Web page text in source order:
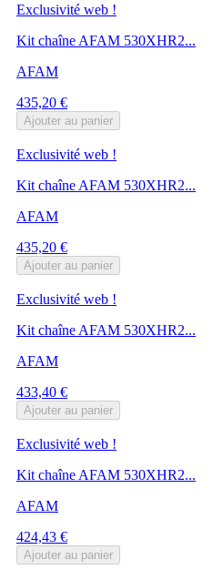
Exclusivité web !
Kit chaîne AFAM 530XHR2...
AFAM
Prix
435,20 €
Ajouter au panier
Exclusivité web !
Kit chaîne AFAM 530XHR2...
AFAM
Prix
435,20 €
Ajouter au panier
Exclusivité web !
Kit chaîne AFAM 530XHR2...
AFAM
Prix
433,40 €
Ajouter au panier
Exclusivité web !
Kit chaîne AFAM 530XHR2...
AFAM
Prix
424,43 €
Ajouter au panier